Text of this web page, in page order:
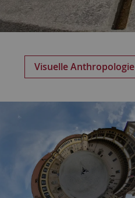
Visuelle Anthropologie